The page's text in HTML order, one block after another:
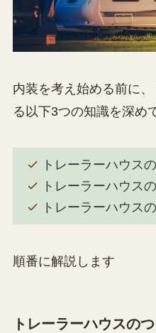
内装を考え始める前に
る以下3つの知識を深め
トレーラーハウス
トレーラーハウス
トレーラーハウス
順番に解説します
トレーラーハウスの